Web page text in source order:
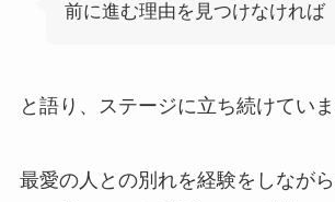
前に進む理由を見つけなければ
と語り、ステージに立ち続けていま
最愛の人との別れを経験をしなが